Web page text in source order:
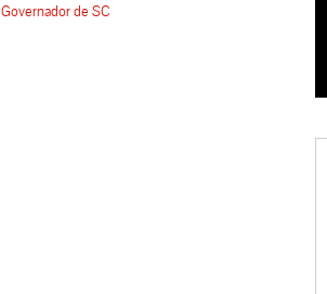
Governador de SC